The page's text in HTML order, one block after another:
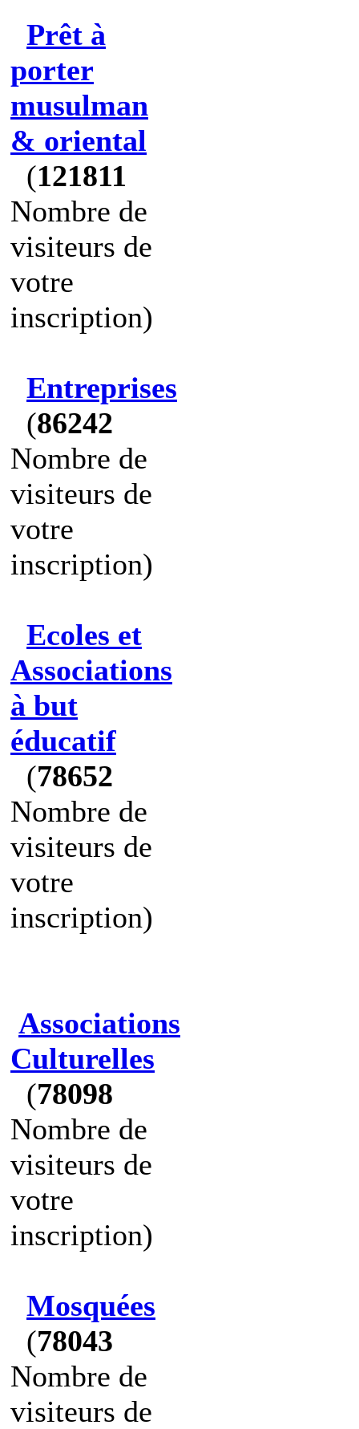
Prêt à
porter
musulman
& oriental
(121811
Nombre de
visiteurs de
votre
inscription)
Entreprises
(86242
Nombre de
visiteurs de
votre
inscription)
Ecoles et
Associations
à but
éducatif
(78652
Nombre de
visiteurs de
votre
inscription)
Associations
Culturelles
(78098
Nombre de
visiteurs de
votre
inscription)
Mosquées
(78043
Nombre de
visiteurs de